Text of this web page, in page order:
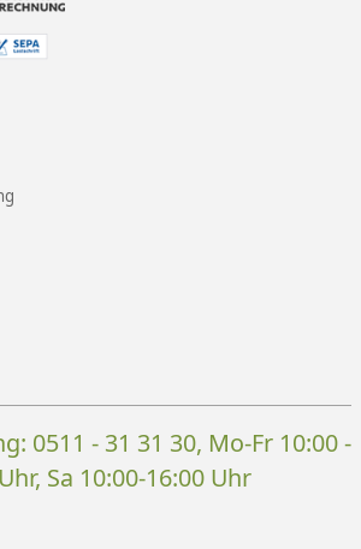
0511 - 31 31 30, Mo-Fr 10:00 -
Sa 10:00-16:00 Uhr